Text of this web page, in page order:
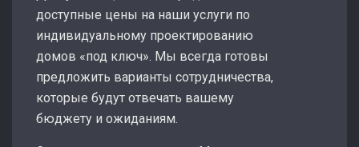
доступные цены на наши услуги по
индивидуальному проектированию
домов «под ключ». Мы всегда готовы
предложить варианты сотрудничества,
которые будут отвечать вашему
бюджету и ожиданиям.